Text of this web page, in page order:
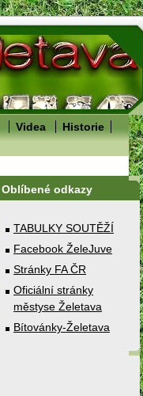
Videa
Historie
Oblíbené odkazy
TABULKY SOUTĚŽÍ
Facebook ŽeleJuve
Stránky FA ČR
Oficiální stránky
městyse Želetava
Bítovánky-Želetava